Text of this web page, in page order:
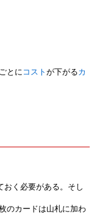
ごとに コスト が下がるカ
おく必要がある。そし
のカードは山札に加わ